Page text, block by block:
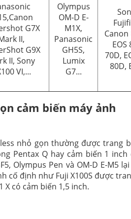
G7X
II,
G9X
II, Sony
VI,...
Olympus
OM-D E-
M1X,
Panasonic
GH5S,
Lumix
G7...
Canon
EOS
70D,
80D,
cảm biến máy ảnh
nhỏ gọn thường được trang
Pentax Q hay cảm biến 1
Olympus Pen và OM-D E-M5
cố định như Fuji X100S được
X có cảm biến 1,5 inch.